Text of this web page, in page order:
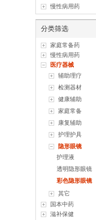
慢性病用药
分类筛选
家庭常备药
慢性病用药
医疗器械
辅助理疗
检测器材
健康辅助
家庭常备
康复辅助
护理护具
隐形眼镜
护理液
透明隐形眼镜
彩色隐形眼镜
其它
国本中药
滋补保健